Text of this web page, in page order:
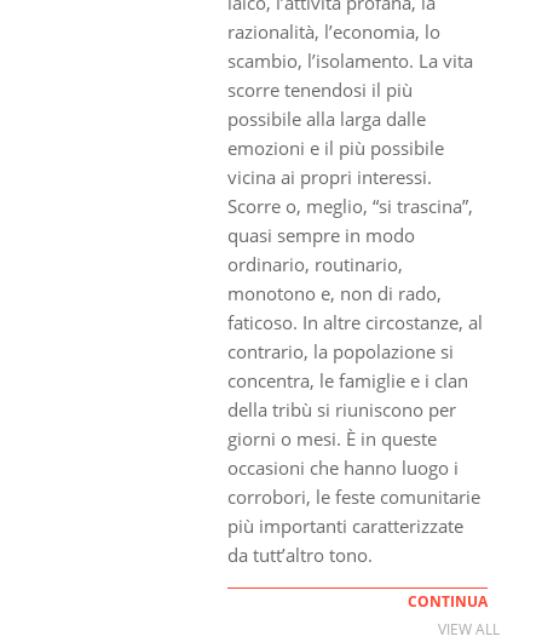
razionalità, l’economia, lo
scambio, l’isolamento. La vita
scorre tenendosi il più
possibile alla larga dalle
emozioni e il più possibile
vicina ai propri interessi.
Scorre o, meglio, “si trascina”,
quasi sempre in modo
ordinario, routinario,
monotono e, non di rado,
faticoso. In altre circostanze, al
contrario, la popolazione si
concentra, le famiglie e i clan
della tribù si riuniscono per
giorni o mesi. È in queste
occasioni che hanno luogo i
corrobori, le feste comunitarie
più importanti caratterizzate
da tutt’altro tono.
CONTINUA
VIEW ALL